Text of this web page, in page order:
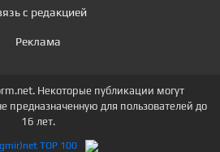
с редакцией
Реклама
Некоторые публикации могут
для пользователей до
16 лет.